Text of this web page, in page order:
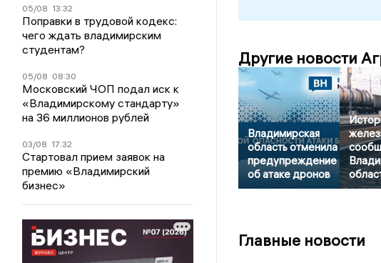
05/08 13:32
Поправки в трудовой кодекс:
чего ждать владимирским
студентам?
05/08 08:30
Московский ЧОП подал иск к
«Владимирскому стандарту»
на 36 миллионов рублей
03/08 17:32
Стартовал прием заявок на
премию «Владимирский
бизнес»
Другие новости
Владимирская
область отменила
предупреждение
об атаке дронов
Главные новости